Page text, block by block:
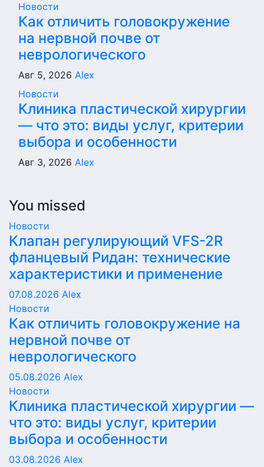
Новости
Как отличить головокружение
на нервной почве от
неврологического
Авг 5, 2026 Alex
Новости
Клиника пластической хирургии
— что это: виды услуг, критерии
выбора и особенности
Авг 3, 2026 Alex
You missed
Новости
Клапан регулирующий VFS-2R
фланцевый Ридан: технические
характеристики и применение
07.08.2026 Alex
Новости
Как отличить головокружение на
нервной почве от
неврологического
05.08.2026 Alex
Новости
Клиника пластической хирургии —
что это: виды услуг, критерии
выбора и особенности
03.08.2026 Alex